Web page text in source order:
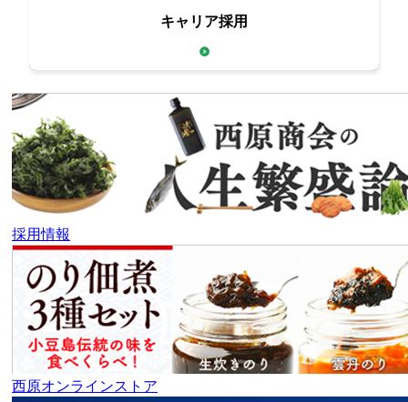
キャリア採用
全国の拠点の応募受付中
採用情報
西原オンラインストア